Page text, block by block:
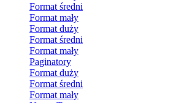
Format średni
Format mały
Format duży
Format średni
Format mały
Paginatory
Format duży
Format średni
Format mały